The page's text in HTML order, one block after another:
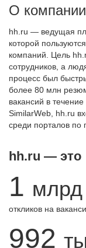
О компании
hh.ru — ведущая
которой
компаний. Цель
сотрудников, а
процесс был
более 80 млн
вакансий в
SimilarWeb, hh.ru
среди порталов по
hh.ru — это
1 млрд
откликов на
992